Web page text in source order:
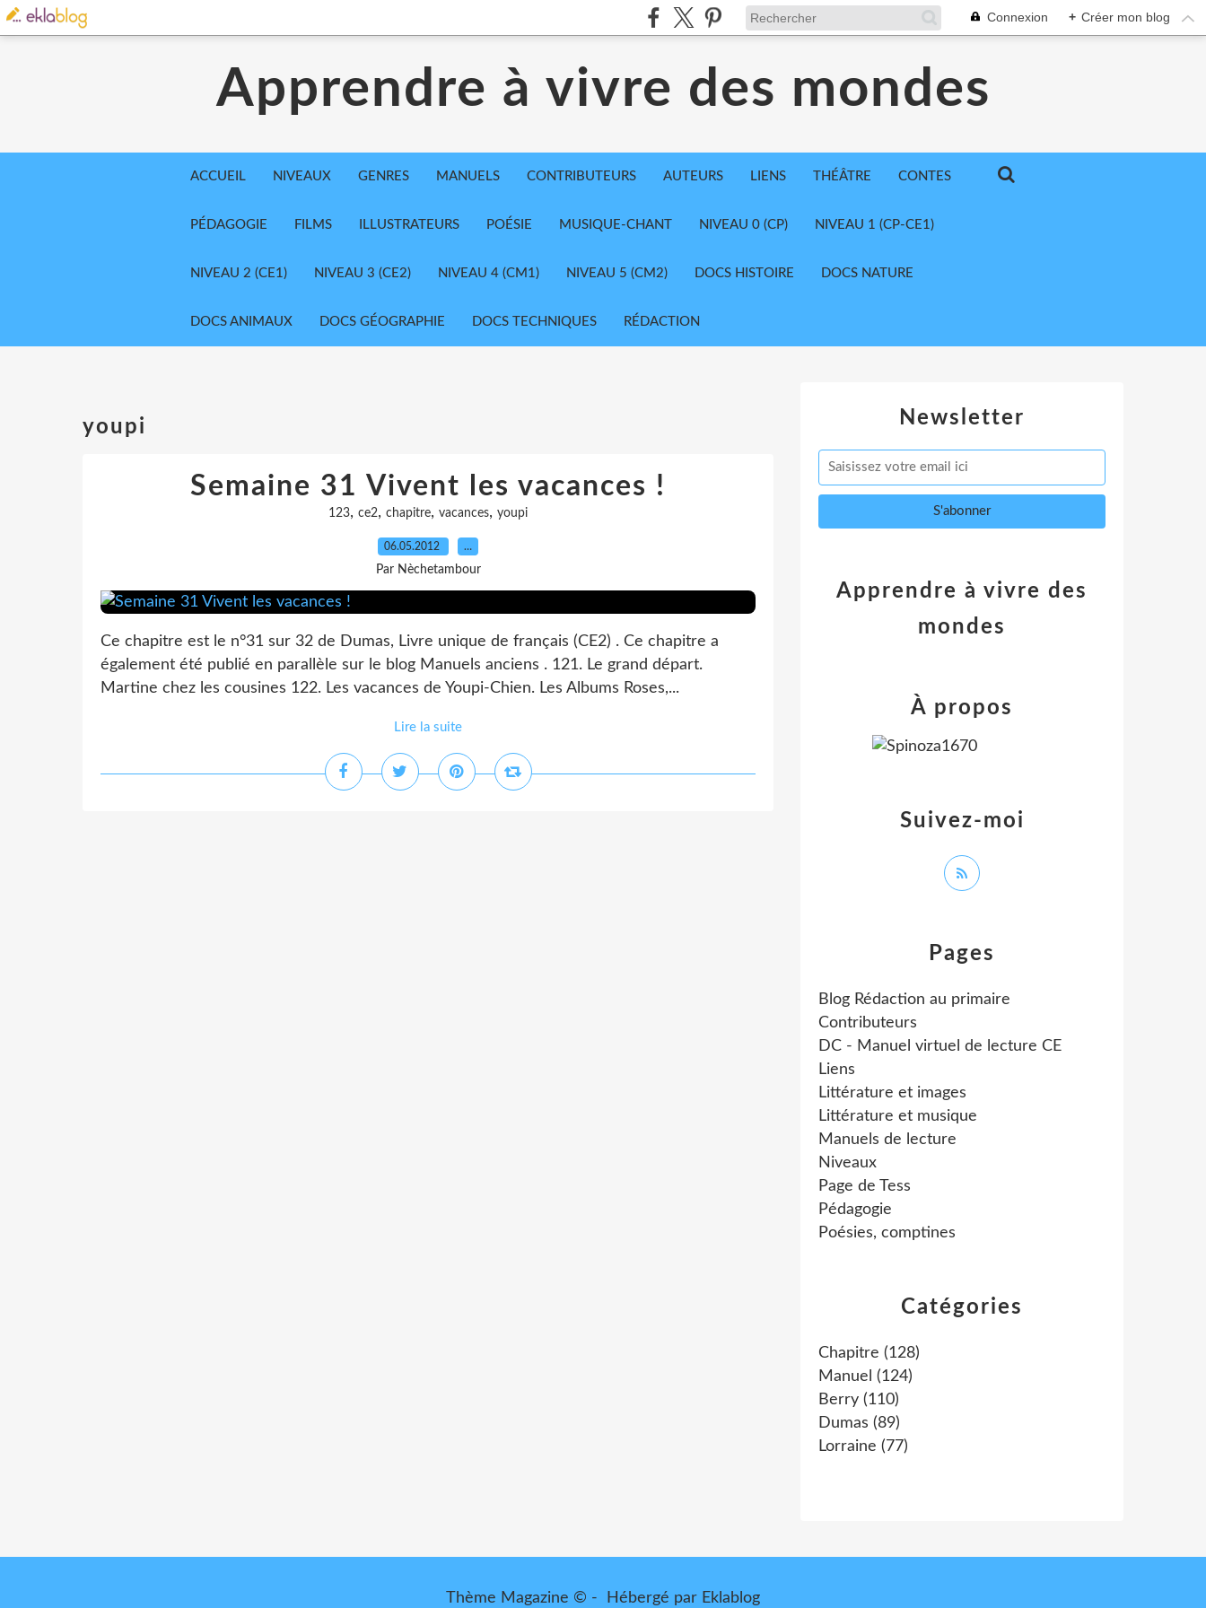
Connexion + Créer mon blog
Apprendre à vivre des mondes
ACCUEIL NIVEAUX GENRES MANUELS CONTRIBUTEURS AUTEURS LIENS THÉÂTRE CONTES
PÉDAGOGIE FILMS ILLUSTRATEURS POÉSIE MUSIQUE-CHANT NIVEAU 0 (CP) NIVEAU 1 (CP-CE1)
NIVEAU 2 (CE1) NIVEAU 3 (CE2) NIVEAU 4 (CM1) NIVEAU 5 (CM2) DOCS HISTOIRE DOCS NATURE
DOCS ANIMAUX DOCS GÉOGRAPHIE DOCS TECHNIQUES RÉDACTION
youpi
Semaine 31 Vivent les vacances !
123, ce2, chapitre, vacances, youpi
06.05.2012 …
Par Nèchetambour
Ce chapitre est le n°31 sur 32 de Dumas, Livre unique de français (CE2) . Ce chapitre a
également été publié en parallèle sur le blog Manuels anciens . 121. Le grand départ.
Martine chez les cousines 122. Les vacances de Youpi-Chien. Les Albums Roses,...
Lire la suite
Newsletter
Catégories
Chapitre (128)
Manuel (124)
Berry (110)
Dumas (89)
Lorraine (77)
Pages
Blog Rédaction au primaire
Contributeurs
DC - Manuel virtuel de lecture CE
Liens
Littérature et images
Littérature et musique
Manuels de lecture
Niveaux
Page de Tess
Pédagogie
Poésies, comptines
Apprendre à vivre des
mondes
Suivez-moi
À propos
Thème Magazine © - Hébergé par Eklablog